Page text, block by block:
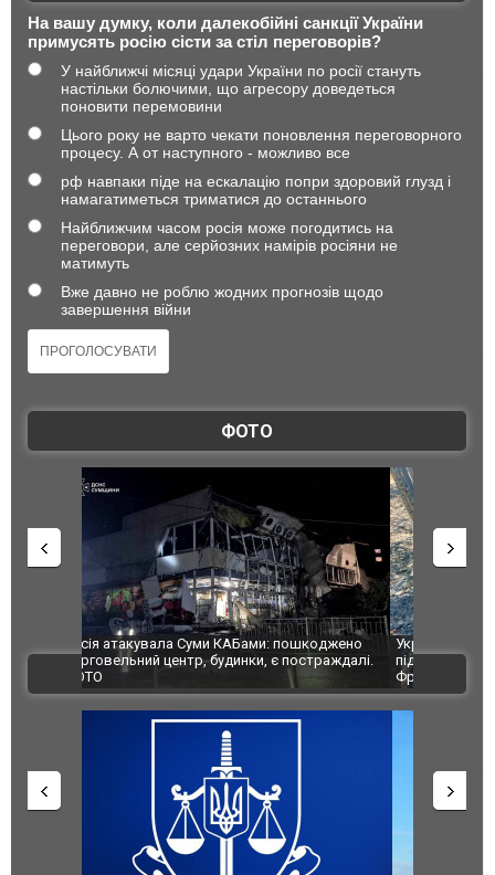
На вашу думку, коли далекобійні санкції України
примусять росію сісти за стіл переговорів?
У найближчі місяці удари України по росії стануть
настільки болючими, що агресору доведеться
поновити перемовини
Цього року не варто чекати поновлення переговорного
процесу. А от наступного - можливо все
рф навпаки піде на ескалацію попри здоровий глузд і
намагатиметься триматися до останнього
Найближчим часом росія може погодитись на
переговори, але серйозних намірів росіяни не
матимуть
Вже давно не роблю жодних прогнозів щодо
завершення війни
ФОТО
Українські надзвичайники врятували козуленя
під час ліквідації масштабної лісової пожежі у
Франції
СБУ за
Болгарії
ВІДЕО